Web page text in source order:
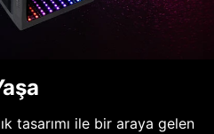
tasarımı ile bir araya gelen